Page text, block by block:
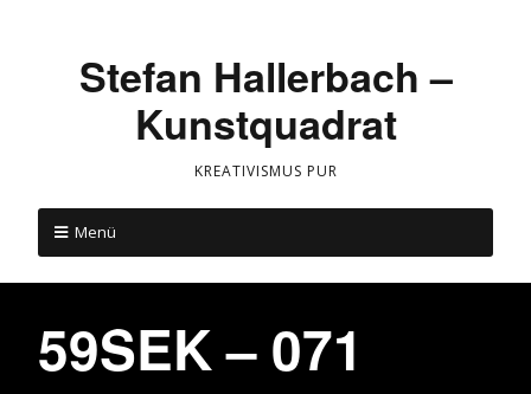
Stefan Hallerbach –
Kunstquadrat
KREATIVISMUS PUR
Menü
59SEK – 071